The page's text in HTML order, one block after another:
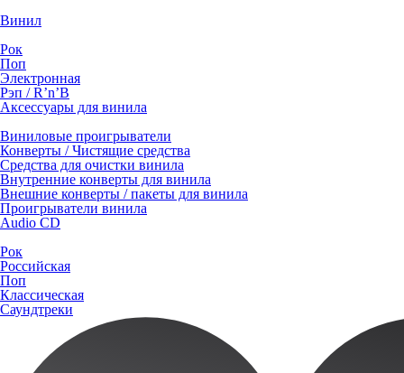
Винил
Рок
Поп
Электронная
Рэп / R’n’B
Аксессуары для винила
Виниловые проигрыватели
Конверты / Чистящие средства
Средства для очистки винила
Внутренние конверты для винила
Внешние конверты / пакеты для винила
Проигрыватели винила
Audio CD
Рок
Российская
Поп
Классическая
Саундтреки